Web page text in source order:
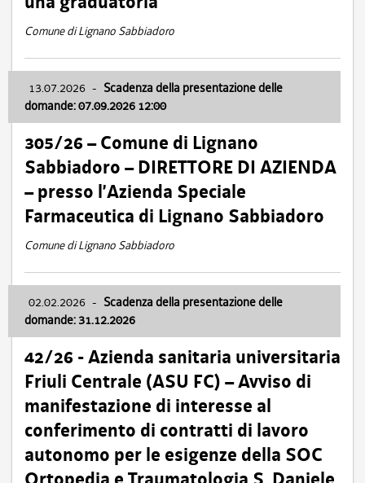
Comune di Lignano Sabbiadoro
13.07.2026 - Scadenza della presentazione delle
domande: 07.09.2026 12:00
305/26 – Comune di Lignano
Sabbiadoro – DIRETTORE DI AZIENDA
– presso l’Azienda Speciale
Farmaceutica di Lignano Sabbiadoro
Comune di Lignano Sabbiadoro
02.02.2026 - Scadenza della presentazione delle
domande: 31.12.2026
42/26 - Azienda sanitaria universitaria
Friuli Centrale (ASU FC) – Avviso di
manifestazione di interesse al
conferimento di contratti di lavoro
autonomo per le esigenze della SOC